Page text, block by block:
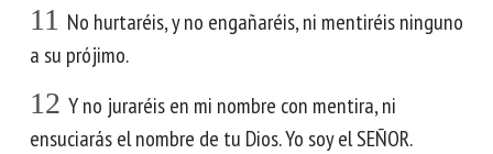
11 No hurtaréis, y no engañaréis, ni mentiréis ninguno
a su prójimo.
12 Y no juraréis en mi nombre con mentira, ni
ensuciarás el nombre de tu Dios. Yo soy el SEÑOR.